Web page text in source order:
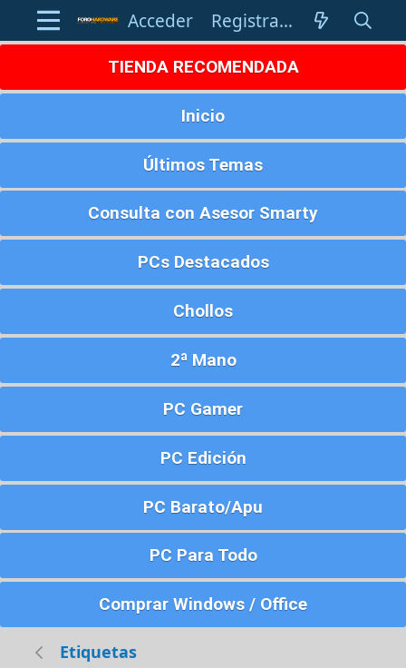
Acceder Registrarse
TIENDA RECOMENDADA
Inicio
Últimos Temas
Consulta con Asesor Smarty
PCs Destacados
Chollos
2ª Mano
PC Gamer
PC Edición
PC Barato/Apu
PC Para Todo
Comprar Windows / Office
Etiquetas